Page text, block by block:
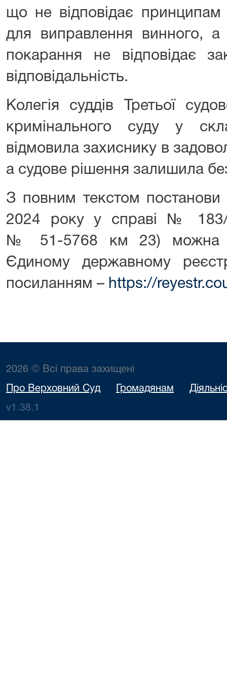
що не відповідає принципам
для виправлення винного, а
покарання не відповідає
відповідальність.
Колегія суддів Третьої
кримінального суду у
відмовила захиснику в
а судове рішення залишила
З повним текстом
2024 року у справі № 183/
№ 51-5768 км 23) можна
Єдиному державному
посиланням – https://
2026 © Всі права захищені
Про Верховний Суд Громадянам
v1.38.1